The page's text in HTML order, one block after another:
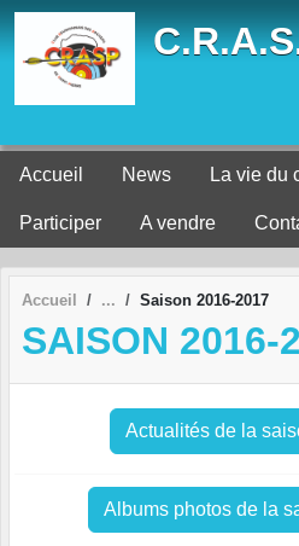
Accueil News La vie du
Participer A vendre
Accueil Saison 2016-2017
SAISON 2016-
Actualités de la
Albums photos de la
Panneau de gestion des cookies